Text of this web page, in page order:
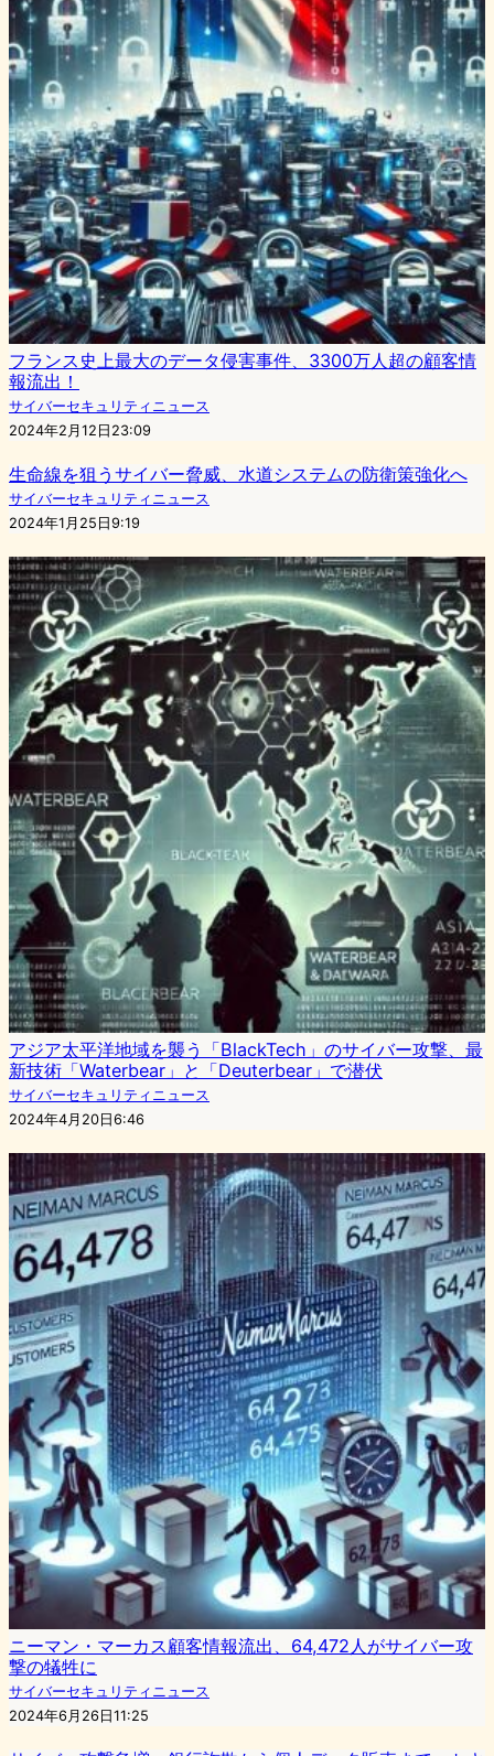
フランス史上最大のデータ侵害事件、3300万人超の顧客情
報流出！
サイバーセキュリティニュース
2024年2月12日23:09
生命線を狙うサイバー脅威、水道システムの防衛策強化へ
サイバーセキュリティニュース
2024年1月25日9:19
アジア太平洋地域を襲う「BlackTech」のサイバー攻撃、最
新技術「Waterbear」と「Deuterbear」で潜伏
サイバーセキュリティニュース
2024年4月20日6:46
ニーマン・マーカス顧客情報流出、64,472人がサイバー攻
撃の犠牲に
サイバーセキュリティニュース
2024年6月26日11:25